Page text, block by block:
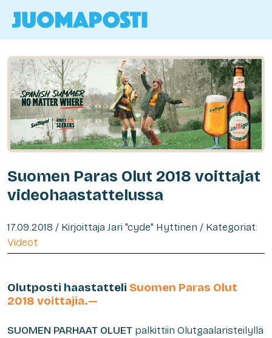
Suomen Paras Olut 2018 voittajat
videohaastattelussa
17.09.2018 / Kirjoittaja Jari "cyde" Hyttinen / Kategoriat:
Videot
Olutposti haastatteli Suomen Paras Olut
2018 voittajia.—
SUOMEN PARHAAT OLUET palkittiin Olutgaalaristeilyllä